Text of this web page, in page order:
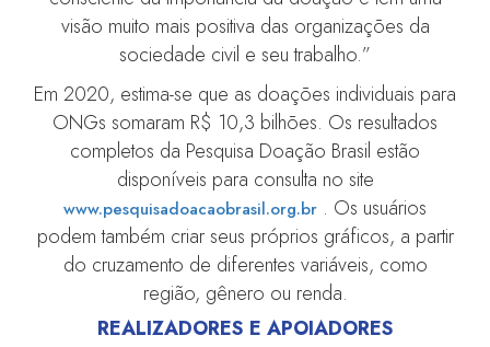
visão muito mais positiva das organizações da
sociedade civil e seu trabalho.”
Em 2020, estima-se que as doações individuais para
ONGs somaram R$ 10,3 bilhões. Os resultados
completos da Pesquisa Doação Brasil estão
disponíveis para consulta no site
www.pesquisadoacaobrasil.org.br . Os usuários
podem também criar seus próprios gráficos, a partir
do cruzamento de diferentes variáveis, como
região, gênero ou renda.
REALIZADORES E APOIADORES